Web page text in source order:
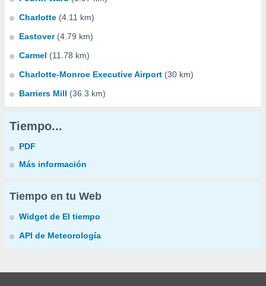
Charlotte (4.11 km)
Eastover (4.79 km)
Carmel (11.78 km)
Charlotte-Monroe Executive Airport (30 km)
Barriers Mill (36.3 km)
Tiempo...
PDF
Más información
Tiempo en tu Web
Widget de El tiempo
API de Meteorología